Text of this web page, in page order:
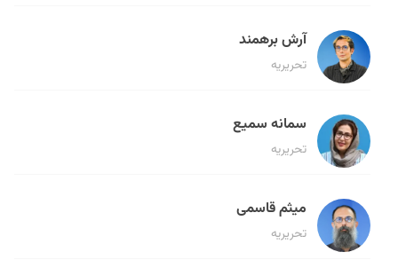
آرش برهمند
تحریریه
سمانه سمیع
تحریریه
میثم قاسمی
تحریریه